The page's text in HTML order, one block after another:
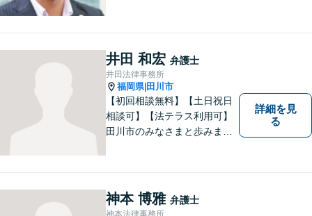
活動、示談活動】を基本に迅
速対応。相続事案【遺言、遺
産分割、遺留分】では難事案
の解決実績も。
井田 和宏 弁護士
井田法律事務所
福岡県| 田川市
【初回相談無料】【土日祝日
相談可】【法テラス利用可】
田川市のみなさまと歩みま
な対応、良質な法的サービス
の提供をモットーとする事務
所です。
詳細を見
る
神本 博雅 弁護士
神本法律事務所